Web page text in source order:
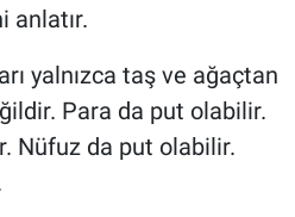
anlatır.
yalnızca taş ve ağaçtan
Para da put olabilir.
Nüfuz da put olabilir.